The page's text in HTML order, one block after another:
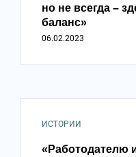
но не всегда –
баланс»
06.02.2023
ИСТОРИИ
«Работодателю